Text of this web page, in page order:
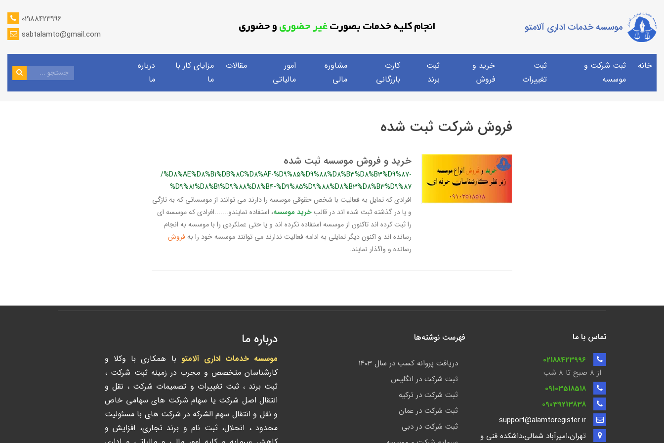
موسسه خدمات اداری آلامتو انجام کلیه خدمات بصورتغیر حضوریو حضوری
02188423996
sabtalamto@gmail.com
خانه
ثبت شرکت و
موسسه
ثبت
تغییرات
خرید و
فروش
ثبت
برند
کارت
بازرگانی
مشاوره
مالی
امور
مالیاتی
مقالات
مزایای کار با
ما
درباره
ما
فروش شرکت ثبت شده
خرید و فروش موسسه ثبت شده
/%D8%AE%D8%B1%DB%8C%D8%AF-%D9%85%D9%88%D8%B3%D8%B3%D9%87-
%D9%81%D8%B1%D9%88%D8%B4-%D9%85%D9%88%D8%B3%D8%B3%D9%87
افرادی که تمایل به فعالیت با شخص حقوقی موسسه را دارند می توانند از موسساتی که به تازگی
و یا در گذشته ثبت شده اند در قالبخرید موسسه، استفاده نمایندو.......افرادی که موسسه ای
را ثبت کرده اند تاکنون از موسسه استفاده نکرده اند و یا حتی عملکردی را با موسسه به انجام
رسانده اند و اکنون دیگر تمایلی به ادامه فعالیت ندارند می توانند موسسه خود را بهفروش
رسانده و واگذار نمایند.
تماس با ما
02188423996
از 8 صبح تا ۸ شب
09103518518
09039213838
support@alamtoregister.ir
تهران،امیرآباد شمالی،داشکده فنی و
فهرست نوشته‌ها
دریافت پروانه کسب در سال 1403
ثبت شرکت در انگلیس
ثبت شرکت در ترکیه
ثبت شرکت در عمان
ثبت شرکت در دبی
درباره ما
موسسه خدمات اداری آلامتو با همکاری با وکلا و
کارشناسان متخصص و مجرب در زمینه ثبت شرکت ،
ثبت برند ، ثبت تغییرات و تصمیمات شرکت ، نقل و
انتقال اصل شرکت یا سهام شرکت های سهامی خاص
و نقل و انتقال سهم الشرکه در شرکت های با مسئولیت
محدود ، انحلال، ثبت نام و برند تجاری، افزایش و